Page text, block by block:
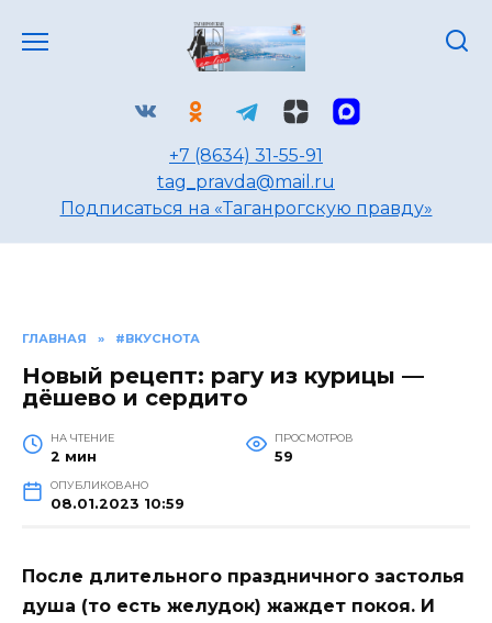
+7 (8634) 31-55-91
tag_pravda@mail.ru
Подписаться на «Таганрогскую правду»
ГЛАВНАЯ » #ВКУСНОТА
Новый рецепт: рагу из курицы —
дёшево и сердито
НА ЧТЕНИЕ
2 мин
ПРОСМОТРОВ
59
ОПУБЛИКОВАНО
08.01.2023 10:59
После длительного праздничного застолья
душа (то есть желудок) жаждет покоя. И